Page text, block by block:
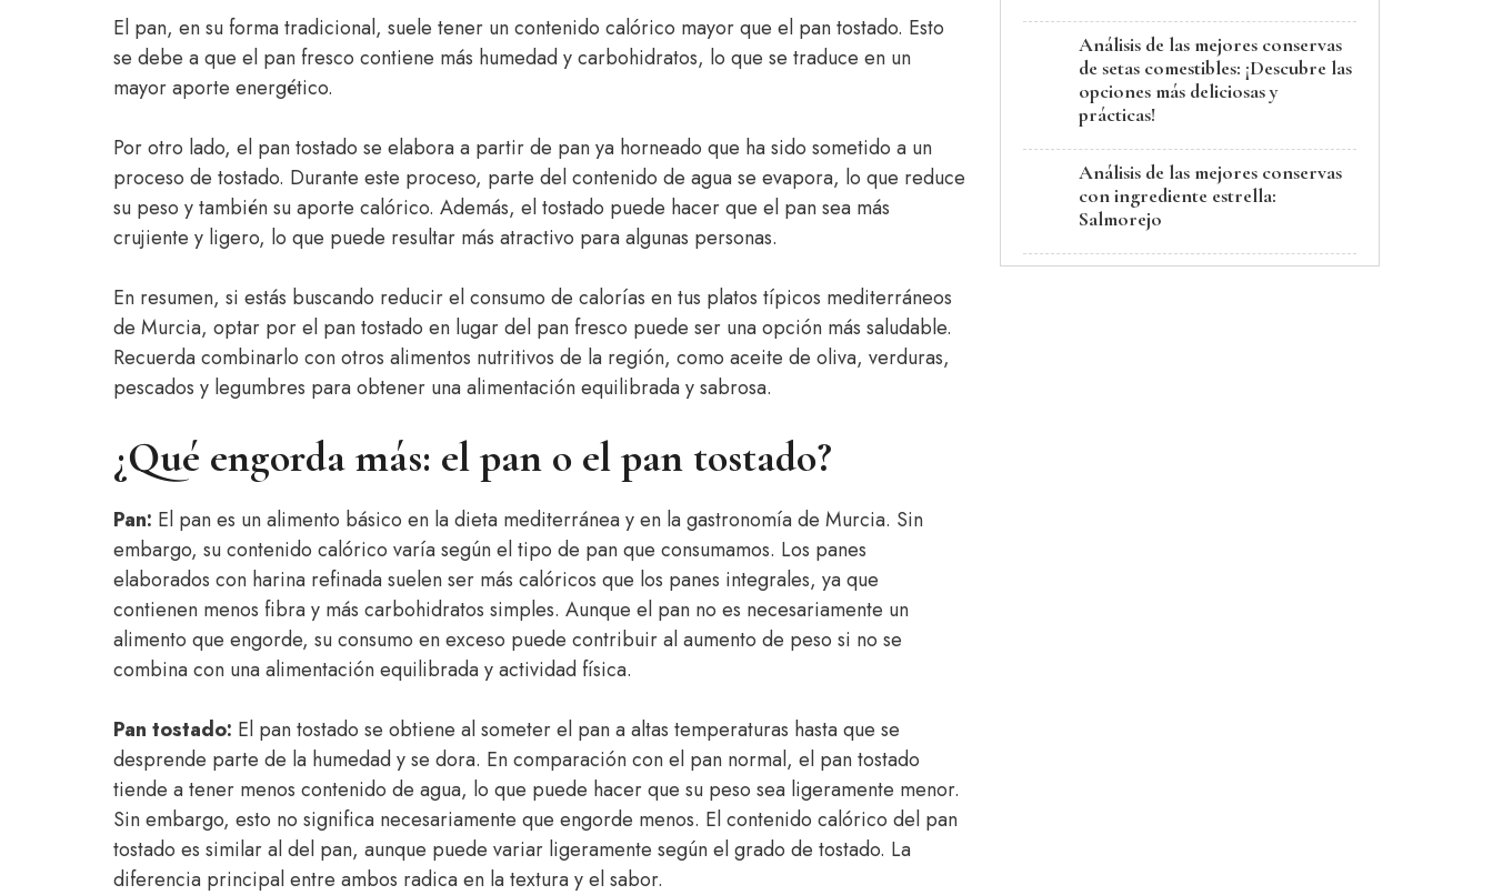
El pan, en su forma tradicional, suele tener un contenido calórico mayor que el pan tostado. Esto
se debe a que el pan fresco contiene más humedad y carbohidratos, lo que se traduce en un
mayor aporte energético.
Por otro lado, el pan tostado se elabora a partir de pan ya horneado que ha sido sometido a un
proceso de tostado. Durante este proceso, parte del contenido de agua se evapora, lo que reduce
su peso y también su aporte calórico. Además, el tostado puede hacer que el pan sea más
crujiente y ligero, lo que puede resultar más atractivo para algunas personas.
En resumen, si estás buscando reducir el consumo de calorías en tus platos típicos mediterráneos
de Murcia, optar por el pan tostado en lugar del pan fresco puede ser una opción más saludable.
Recuerda combinarlo con otros alimentos nutritivos de la región, como aceite de oliva, verduras,
pescados y legumbres para obtener una alimentación equilibrada y sabrosa.
¿Qué engorda más: el pan o el pan tostado?
Pan: El pan es un alimento básico en la dieta mediterránea y en la gastronomía de Murcia. Sin
embargo, su contenido calórico varía según el tipo de pan que consumamos. Los panes
elaborados con harina refinada suelen ser más calóricos que los panes integrales, ya que
contienen menos fibra y más carbohidratos simples. Aunque el pan no es necesariamente un
alimento que engorde, su consumo en exceso puede contribuir al aumento de peso si no se
combina con una alimentación equilibrada y actividad física.
Pan tostado: El pan tostado se obtiene al someter el pan a altas temperaturas hasta que se
desprende parte de la humedad y se dora. En comparación con el pan normal, el pan tostado
tiende a tener menos contenido de agua, lo que puede hacer que su peso sea ligeramente menor.
Sin embargo, esto no significa necesariamente que engorde menos. El contenido calórico del pan
tostado es similar al del pan, aunque puede variar ligeramente según el grado de tostado. La
diferencia principal entre ambos radica en la textura y el sabor.
Análisis de las mejores conservas
de setas comestibles: ¡Descubre las
opciones más deliciosas y
prácticas!
Análisis de las mejores conservas
con ingrediente estrella:
Salmorejo